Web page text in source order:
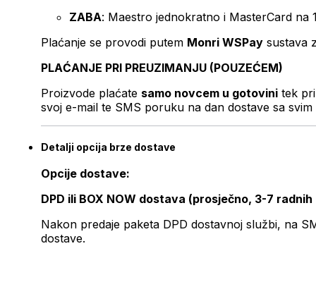
ZABA: Maestro jednokratno i MasterCard na
Plaćanje se provodi putem Monri WSPay sustava
PLAĆANJE PRI PREUZIMANJU (POUZEĆEM)
Proizvode plaćate samo novcem u gotovini tek
svoj e-mail te SMS poruku na dan dostave sa svim
Detalji opcija brze dostave
Opcije dostave:
DPD ili BOX NOW dostava (prosječno, 3-7 radnih
Nakon predaje paketa DPD dostavnoj službi, na
dostave.